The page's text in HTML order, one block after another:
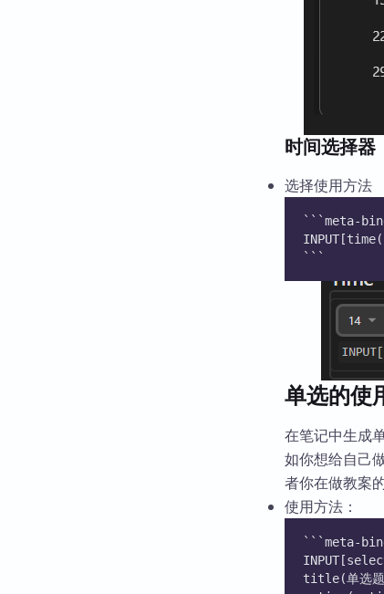
时间选择器
选择使用方法
```meta-
```
单选的使
在笔记中生成
如你想给自己
者你在做教案
使用方法：
```meta-
title(单选题